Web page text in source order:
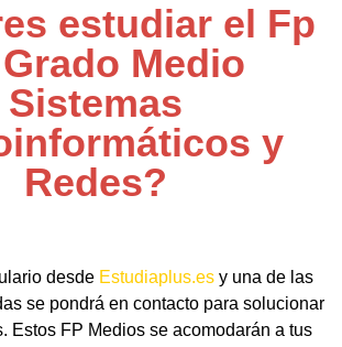
estudiar el Fp
Medio
Sistemas
y
Redes?
desde Estudiaplus.esy una de las
se pondrá en contacto para solucionar
Estos FP Medios se acomodarán a tus